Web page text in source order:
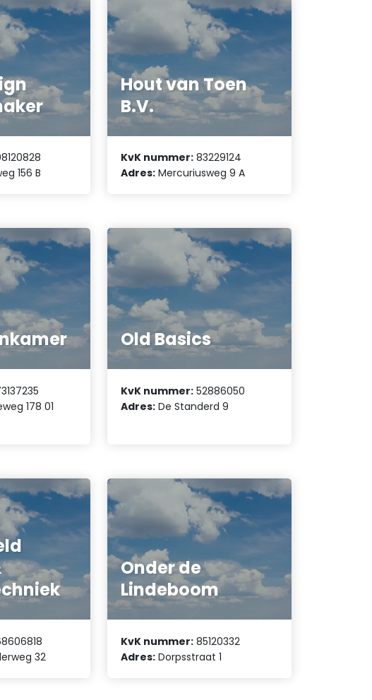
156 B
Hout van Toen
B.V.
KvK nummer: 83229124
Adres: Mercuriusweg 9 A
178 01
Old Basics
KvK nummer: 52886050
Adres: De Standerd 9
32
Onder de
Lindeboom
KvK nummer: 85120332
Adres: Dorpsstraat 1
Vereniging van